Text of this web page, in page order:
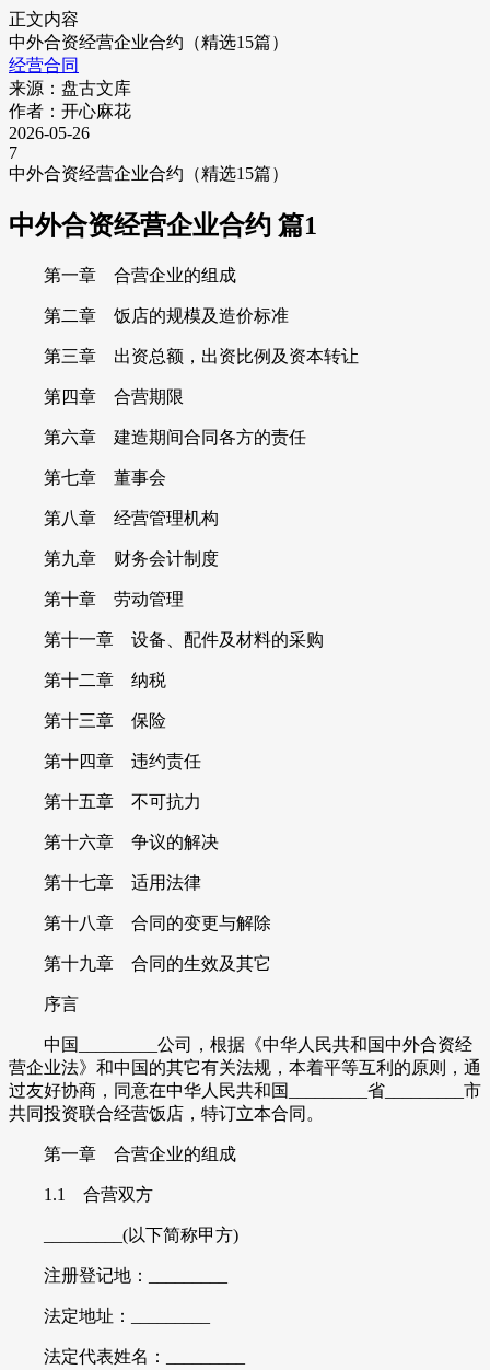
正文内容
中外合资经营企业合约（精选15篇）
经营合同
来源：盘古文库
作者：开心麻花
2026-05-26
7
中外合资经营企业合约（精选15篇）
中外合资经营企业合约 篇1
第一章 合营企业的组成
第二章 饭店的规模及造价标准
第三章 出资总额，出资比例及资本转让
第四章 合营期限
第六章 建造期间合同各方的责任
第七章 董事会
第八章 经营管理机构
第九章 财务会计制度
第十章 劳动管理
第十一章 设备、配件及材料的采购
第十二章 纳税
第十三章 保险
第十四章 违约责任
第十五章 不可抗力
第十六章 争议的解决
第十七章 适用法律
第十八章 合同的变更与解除
第十九章 合同的生效及其它
序言
中国_________公司，根据《中华人民共和国中外合资经
营企业法》和中国的其它有关法规，本着平等互利的原则，通
过友好协商，同意在中华人民共和国_________省_________市
共同投资联合经营饭店，特订立本合同。
第一章 合营企业的组成
1.1 合营双方
_________(以下简称甲方)
注册登记地：_________
法定地址：_________
法定代表姓名：_________